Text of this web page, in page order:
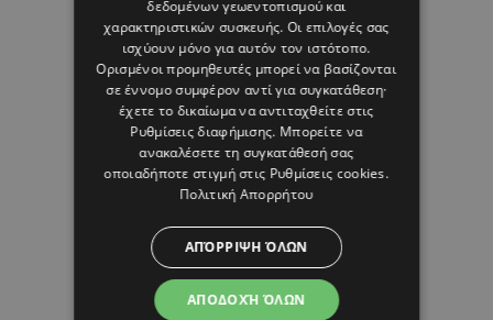
δεδομένων γεωεντοπισμού και
χαρακτηριστικών συσκευής. Οι επιλογές σας
ισχύουν μόνο για αυτόν τον ιστότοπο.
Ορισμένοι προμηθευτές μπορεί να βασίζονται
σε έννομο συμφέρον αντί για συγκατάθεση·
έχετε το δικαίωμα να αντιταχθείτε στις
Ρυθμίσεις διαφήμισης. Μπορείτε να
ανακαλέσετε τη συγκατάθεσή σας
οποιαδήποτε στιγμή στις Ρυθμίσεις cookies.
Πολιτική Απορρήτου
ΑΠΟΔΟΧΉ ΌΛΩΝ
ΑΠΌΡΡΙΨΗ ΌΛΩΝ